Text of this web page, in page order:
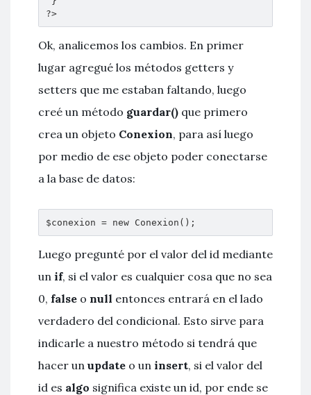
?>
Ok, analicemos los cambios. En primer
lugar agregué los métodos getters y
setters que me estaban faltando, luego
creé un método guardar() que primero
crea un objeto Conexion, para así luego
por medio de ese objeto poder conectarse
a la base de datos:
$conexion = new Conexion();
Luego pregunté por el valor del id mediante
un if, si el valor es cualquier cosa que no sea
0, false o null entonces entrará en el lado
verdadero del condicional. Esto sirve para
indicarle a nuestro método si tendrá que
hacer un update o un insert, si el valor del
id es algo significa existe un id, por ende se